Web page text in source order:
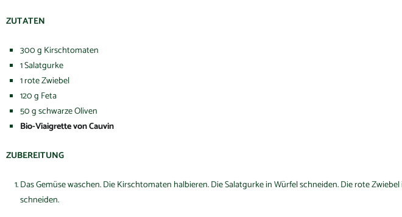
ZUTATEN
300 g Kirschtomaten
1 Salatgurke
1 rote Zwiebel
120 g Feta
50 g schwarze Oliven
Bio-Viaigrette von Cauvin
ZUBEREITUNG
Das Gemüse waschen. Die Kirschtomaten halbieren. Die Salatgurke in Würfel schneiden. Die rote
schneiden.